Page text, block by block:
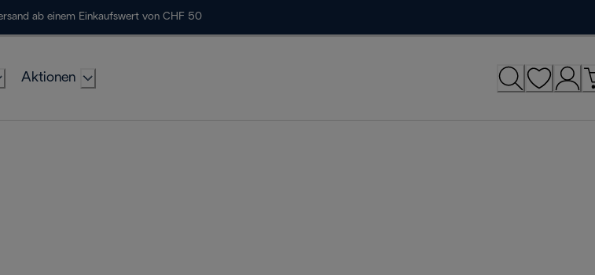
ab einem Einkaufswert von CHF 50
Aktionen